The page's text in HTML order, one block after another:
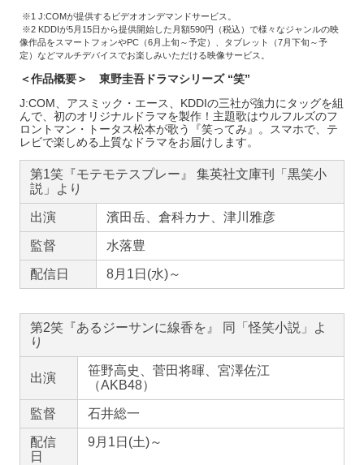
※1 J:COMが提供するビデオオンデマンドサービス。
※2 KDDIが5月15日から提供開始した月額590円（税込）で様々なジャンルの映
像作品をスマートフォンやPC（6月上旬～予定）、タブレット（7月下旬～予
定）などマルチデバイスでお楽しみいただける映像サービス。
＜作品概要＞ 東野圭吾ドラマシリーズ “笑”
J:COM、アスミック・エース、KDDIの三社が強力にタッグを組
んで、初のオリジナルドラマを製作！主題歌はウルフルズのフ
ロントマン・トータス松本が歌う『笑ってみ』。スマホで、テ
レビで楽しめる上質なドラマをお届けします。
第1笑『モテモテスプレー』 集英社文庫刊「黒笑小
説」より
出演 濱田岳、倉科カナ、津川雅彦
監督 水落豊
配信日 8月1日(水)～
第2笑『あるジーサンに線香を』 同「怪笑小説」よ
り
出演
笹野高史、菅田将暉、宮澤佐江
（AKB48）
監督 石井総一
配信
日
9月1日(土)～